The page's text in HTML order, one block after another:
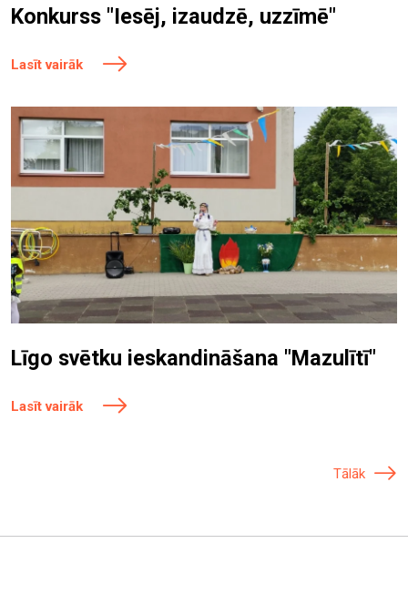
Konkurss "Iesēj, izaudzē, uzzīmē"
Lasīt vairāk
Līgo svētku ieskandināšana "Mazulītī"
Lasīt vairāk
Tālāk